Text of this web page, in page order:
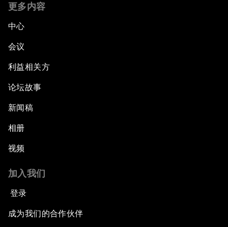
更多内容
中心
会议
利益相关方
论坛故事
新闻稿
相册
视频
加入我们
登录
成为我们的合作伙伴